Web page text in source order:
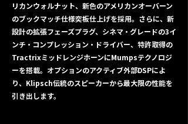
リカンウォルナット、新色のアメリカンオーバーン
のブックマッチ仕様突板仕上げを採用。さらに、新
設計の拡張フェーズプラグ、シネマ・グレードの3イ
ンチ・コンプレッション・ドライバー、特許取得の
TractrixミッドレンジホーンにMumpsテクノロジ
ーを搭載。オプションのアクティブ外部DSPによ
り、Klipsch伝統のスピーカーから最大限の性能を
引き出します。